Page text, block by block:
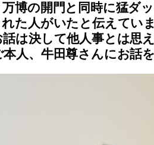
博の開門と同時に猛ダ
た人がいたと伝えてい
は決して他人事とは思
人、牛田尊さんにお話